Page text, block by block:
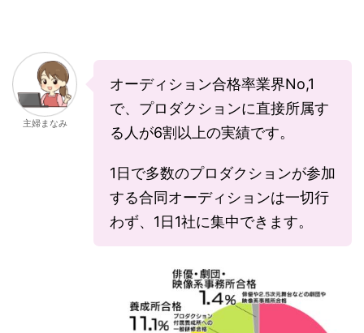
主婦まなみ
オーディション合格率業界No,1
で、プロダクションに直接所属す
る人が6割以上の実績です。
1日で多数のプロダクションが参加
する合同オーディションは一切行
わず、1日1社に集中できます。